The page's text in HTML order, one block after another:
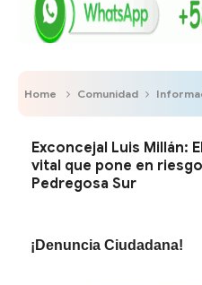
Home Comunidad
Exconcejal Luis Millán:
vital que pone en
Pedregosa Sur
¡Denuncia Ciudadana!